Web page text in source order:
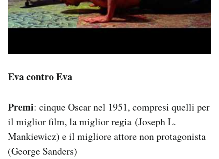
Eva contro Eva
Premi: cinque Oscar nel 1951, compresi quelli per
il miglior film, la miglior regia (Joseph L.
Mankiewicz) e il migliore attore non protagonista
(George Sanders)